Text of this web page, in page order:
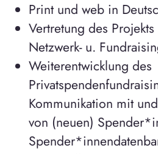
Print und web in
Vertretung des
Netzwerk- u.
Weiterentwicklung des
Kommunikation mit
von (neuen)